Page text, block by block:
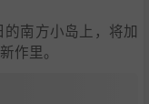
南方小岛上，将加
作里。